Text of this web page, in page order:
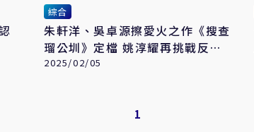
綜合
朱軒洋、吳卓源擦愛火之作《搜查
瑠公圳》定檔 姚淳耀再挑戰反派
演技
2025/02/05
1